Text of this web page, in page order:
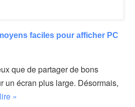
faciles pour afficher PC
que de partager de bons
un écran plus large. Désormais,
»